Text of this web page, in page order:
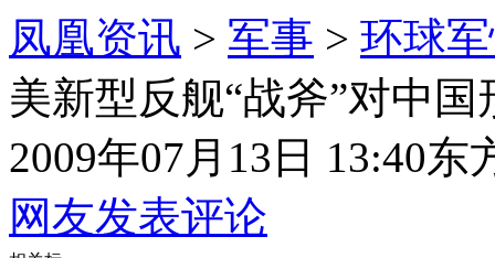
凤凰资讯 > 军事 > 环球
美新型反舰“战斧”对中
2009年07月13日 13:40东
网友发表评论